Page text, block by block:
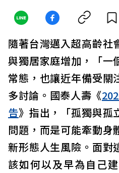
隨著台灣邁入超高齡社
與獨居家庭增加，「一
常態，也讓近年備受關
多討論。國泰人壽《
告》指出，「孤獨與孤
問題，而是可能牽動身
新形態人生風險。面對
該如何以及早為自己